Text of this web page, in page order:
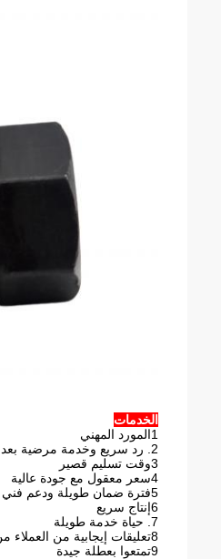
الخدمات
1المورد المهني
2. رد سريع وخدمة مرضية بعد البيع
3وقت تسليم قصير
4سعر معقول مع جودة عالية
5فترة ضمان طويلة ودعم فني دائم
6إنتاج سريع
7. حياة خدمة طويلة
8تعليقات إيجابية من العملاء من الخارج
9تمتعوا بعطلة جيدة